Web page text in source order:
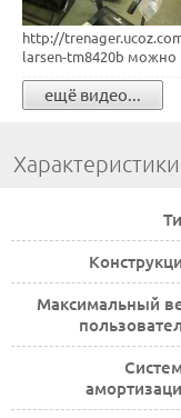
http://
larsen-tm8420b можно
ещё видео...
Максимальный